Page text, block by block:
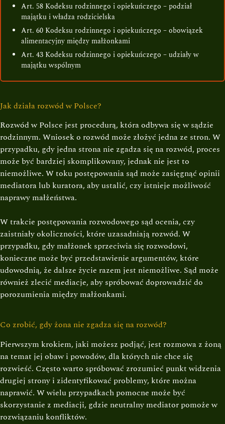
Art. 58 Kodeksu rodzinnego i opiekuńczego – podział
majątku i władza rodzicielska
Art. 60 Kodeksu rodzinnego i opiekuńczego – obowiązek
alimentacyjny między małżonkami
Art. 43 Kodeksu rodzinnego i opiekuńczego – udziały w
majątku wspólnym
Jak działa rozwód w Polsce?
Rozwód w Polsce jest procedurą, która odbywa się w sądzie
rodzinnym. Wniosek o rozwód może złożyć jedna ze stron. W
przypadku, gdy jedna strona nie zgadza się na rozwód, proces
może być bardziej skomplikowany, jednak nie jest to
niemożliwe. W toku postępowania sąd może zasięgnąć opinii
mediatora lub kuratora, aby ustalić, czy istnieje możliwość
naprawy małżeństwa.
W trakcie postępowania rozwodowego sąd ocenia, czy
zaistniały okoliczności, które uzasadniają rozwód. W
przypadku, gdy małżonek sprzeciwia się rozwodowi,
konieczne może być przedstawienie argumentów, które
udowodnią, że dalsze życie razem jest niemożliwe. Sąd może
również zlecić mediacje, aby spróbować doprowadzić do
porozumienia między małżonkami.
Co zrobić, gdy żona nie zgadza się na rozwód?
Pierwszym krokiem, jaki możesz podjąć, jest rozmowa z żoną
na temat jej obaw i powodów, dla których nie chce się
rozwieść. Często warto spróbować zrozumieć punkt widzenia
drugiej strony i zidentyfikować problemy, które można
naprawić. W wielu przypadkach pomocne może być
skorzystanie z mediacji, gdzie neutralny mediator pomoże w
rozwiązaniu konfliktów.